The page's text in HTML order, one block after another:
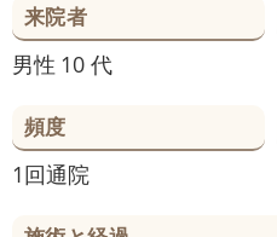
来院者
男性 10 代
頻度
1回通院